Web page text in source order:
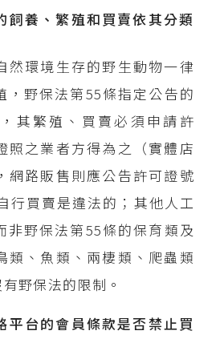
飼養、繁殖和買賣依其分類
然環境生存的野生動物一律
，野保法第55條指定公告的
其繁殖、買賣必須申請許
照之業者方得為之（實體店
網路販售則應公告許可證號
行買賣是違法的；其他人工
非野保法第55條的保育類及
類、魚類、兩棲類、爬蟲類
野保法的限制。
平台的會員條款是否禁止買